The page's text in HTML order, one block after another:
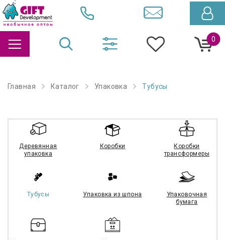
0
Главная Каталог Упаковка Тубусы
Деревянная
упаковка
Коробки
Коробки
трансформеры
Тубусы Упаковка из шпона
Упаковочная
бумага